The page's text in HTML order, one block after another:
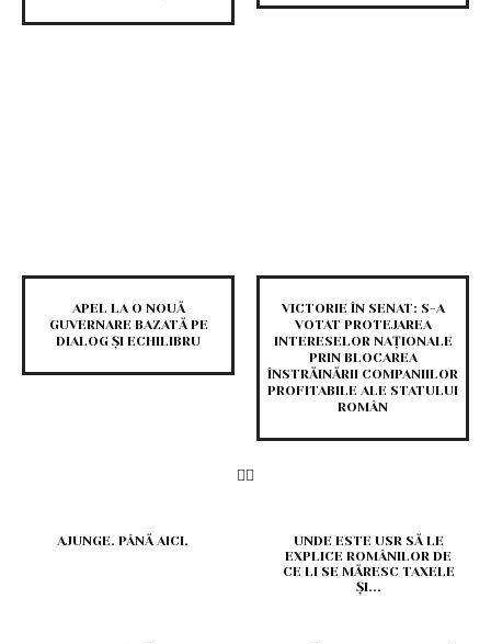
APEL LA O NOUĂ
GUVERNARE BAZATĂ PE
DIALOG ȘI ECHILIBRU
VICTORIE ÎN SENAT: S-A
VOTAT PROTEJAREA
INTERESELOR NAȚIONALE
PRIN BLOCAREA
ÎNSTRĂINĂRII COMPANIILOR
PROFITABILE ALE STATULUI
ROMÂN
AJUNGE. PÂNĂ AICI.
UNDE ESTE USR SĂ LE
EXPLICE ROMÂNILOR DE
CE LI SE MĂRESC TAXELE
ȘI...